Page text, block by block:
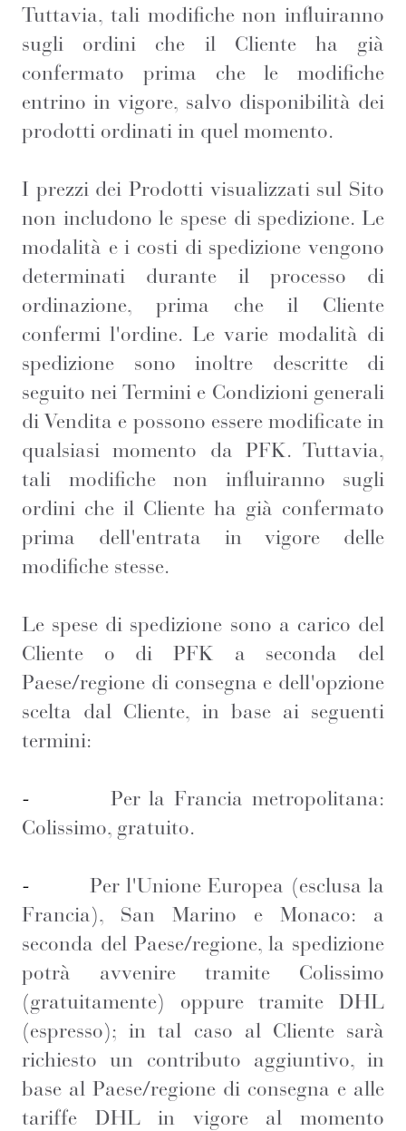
Tuttavia, tali modifiche non influiranno
sugli ordini che il Cliente ha già
confermato prima che le modifiche
entrino in vigore, salvo disponibilità dei
prodotti ordinati in quel momento.
I prezzi dei Prodotti visualizzati sul Sito
non includono le spese di spedizione. Le
modalità e i costi di spedizione vengono
determinati durante il processo di
ordinazione, prima che il Cliente
confermi l'ordine. Le varie modalità di
spedizione sono inoltre descritte di
seguito nei Termini e Condizioni generali
di Vendita e possono essere modificate in
qualsiasi momento da PFK. Tuttavia,
tali modifiche non influiranno sugli
ordini che il Cliente ha già confermato
prima dell'entrata in vigore delle
modifiche stesse.
Le spese di spedizione sono a carico del
Cliente o di PFK a seconda del
Paese/regione di consegna e dell'opzione
scelta dal Cliente, in base ai seguenti
termini:
- Per la Francia metropolitana:
Colissimo, gratuito.
- Per l'Unione Europea (esclusa la
Francia), San Marino e Monaco: a
seconda del Paese/regione, la spedizione
potrà avvenire tramite Colissimo
(gratuitamente) oppure tramite DHL
(espresso); in tal caso al Cliente sarà
richiesto un contributo aggiuntivo, in
base al Paese/regione di consegna e alle
tariffe DHL in vigore al momento